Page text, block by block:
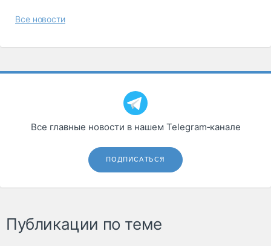
Все новости
Все главные новости в нашем Telegram‑канале
ПОДПИСАТЬСЯ
Публикации по теме